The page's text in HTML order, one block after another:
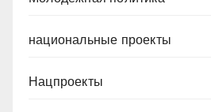
национальные проекты
Нацпроекты